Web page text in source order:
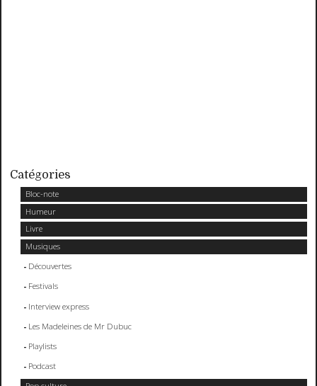
Catégories
Bloc-note
Humeur
Livre
Musiques
Découvertes
Festivals
Interview express
Les Madeleines de Mr Dubuc
Playlists
Podcast